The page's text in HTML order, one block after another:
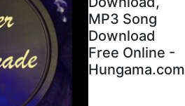
MP3 Song
Download
Free Online -
Hungama.com